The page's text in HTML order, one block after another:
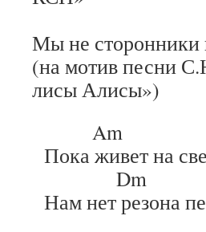
Мы не сторонники
(на мотив песни
лисы Алисы»)
Am
Пока живет на
Dm
Нам нет резона